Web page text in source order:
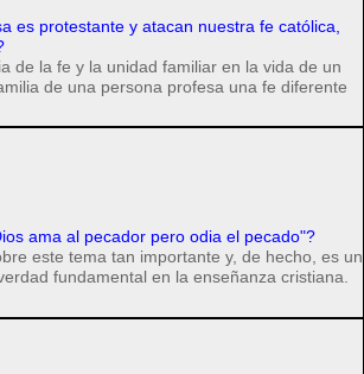
es protestante y atacan nuestra fe católica,
de la fe y la unidad familiar en la vida de un
de una persona profesa una fe diferente
ama al pecador pero odia el pecado"?
este tema tan importante y, de hecho, es un
fundamental en la enseñanza cristiana.